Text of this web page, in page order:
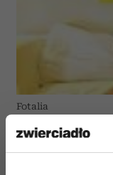
Fotalia
Serowe
mąki ▪ 15 dag